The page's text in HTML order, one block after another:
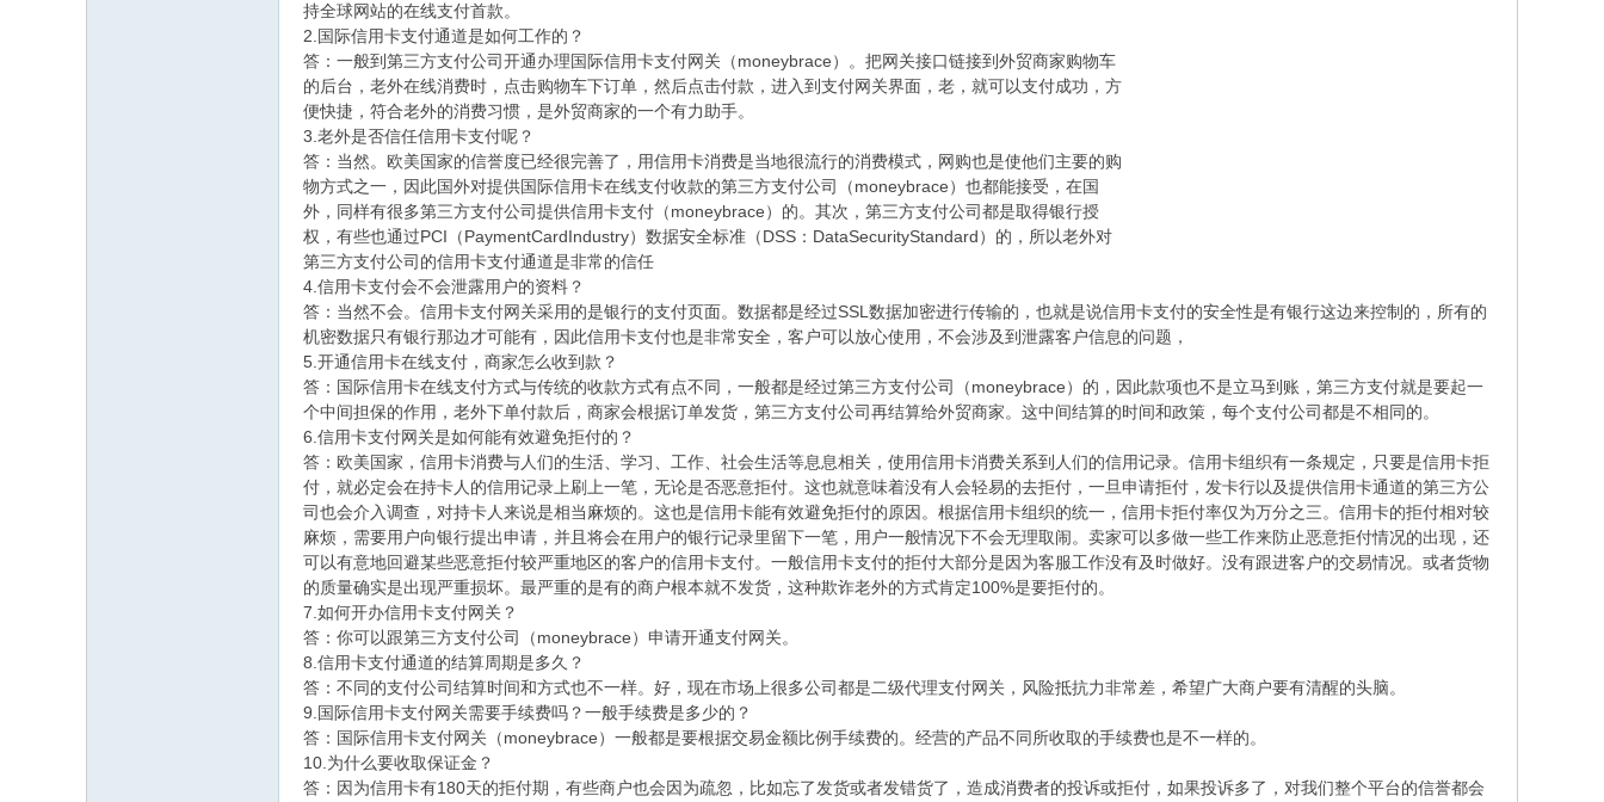
持全球网站的在线支付首款。
2.国际信用卡支付通道是如何工作的？
答：一般到第三方支付公司开通办理国际信用卡支付网关（moneybrace）。把网关接口链接到外贸商家购物车
的后台，老外在线消费时，点击购物车下订单，然后点击付款，进入到支付网关界面，老，就可以支付成功，方
便快捷，符合老外的消费习惯，是外贸商家的一个有力助手。
3.老外是否信任信用卡支付呢？
答：当然。欧美国家的信誉度已经很完善了，用信用卡消费是当地很流行的消费模式，网购也是使他们主要的购
物方式之一，因此国外对提供国际信用卡在线支付收款的第三方支付公司（moneybrace）也都能接受，在国
外，同样有很多第三方支付公司提供信用卡支付（moneybrace）的。其次，第三方支付公司都是取得银行授
权，有些也通过PCI（PaymentCardIndustry）数据安全标准（DSS：DataSecurityStandard）的，所以老外对
第三方支付公司的信用卡支付通道是非常的信任
4.信用卡支付会不会泄露用户的资料？
答：当然不会。信用卡支付网关采用的是银行的支付页面。数据都是经过SSL数据加密进行传输的，也就是说信用卡支付的安全性是有银行这边来控制的，所有的
机密数据只有银行那边才可能有，因此信用卡支付也是非常安全，客户可以放心使用，不会涉及到泄露客户信息的问题，
5.开通信用卡在线支付，商家怎么收到款？
答：国际信用卡在线支付方式与传统的收款方式有点不同，一般都是经过第三方支付公司（moneybrace）的，因此款项也不是立马到账，第三方支付就是要起一
个中间担保的作用，老外下单付款后，商家会根据订单发货，第三方支付公司再结算给外贸商家。这中间结算的时间和政策，每个支付公司都是不相同的。
6.信用卡支付网关是如何能有效避免拒付的？
答：欧美国家，信用卡消费与人们的生活、学习、工作、社会生活等息息相关，使用信用卡消费关系到人们的信用记录。信用卡组织有一条规定，只要是信用卡拒
付，就必定会在持卡人的信用记录上刷上一笔，无论是否恶意拒付。这也就意味着没有人会轻易的去拒付，一旦申请拒付，发卡行以及提供信用卡通道的第三方公
司也会介入调查，对持卡人来说是相当麻烦的。这也是信用卡能有效避免拒付的原因。根据信用卡组织的统一，信用卡拒付率仅为万分之三。信用卡的拒付相对较
麻烦，需要用户向银行提出申请，并且将会在用户的银行记录里留下一笔，用户一般情况下不会无理取闹。卖家可以多做一些工作来防止恶意拒付情况的出现，还
可以有意地回避某些恶意拒付较严重地区的客户的信用卡支付。一般信用卡支付的拒付大部分是因为客服工作没有及时做好。没有跟进客户的交易情况。或者货物
的质量确实是出现严重损坏。最严重的是有的商户根本就不发货，这种欺诈老外的方式肯定100%是要拒付的。
7.如何开办信用卡支付网关？
答：你可以跟第三方支付公司（moneybrace）申请开通支付网关。
8.信用卡支付通道的结算周期是多久？
答：不同的支付公司结算时间和方式也不一样。好，现在市场上很多公司都是二级代理支付网关，风险抵抗力非常差，希望广大商户要有清醒的头脑。
9.国际信用卡支付网关需要手续费吗？一般手续费是多少的？
答：国际信用卡支付网关（moneybrace）一般都是要根据交易金额比例手续费的。经营的产品不同所收取的手续费也是不一样的。
10.为什么要收取保证金？
答：因为信用卡有180天的拒付期，有些商户也会因为疏忽，比如忘了发货或者发错货了，造成消费者的投诉或拒付，如果投诉多了，对我们整个平台的信誉都会